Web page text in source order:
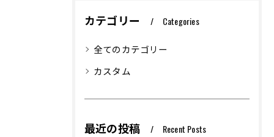
カテゴリー Categories
全てのカテゴリー
カスタム
最近の投稿 Recent Posts